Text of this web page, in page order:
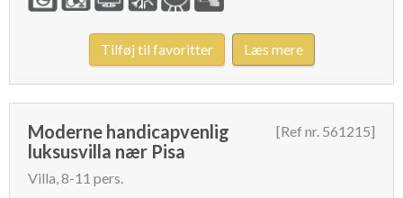
Tilføj til favoritter Læs mere
Moderne handicapvenlig
luksusvilla nær Pisa
Villa, 8-11 pers.
[Ref nr. 561215]